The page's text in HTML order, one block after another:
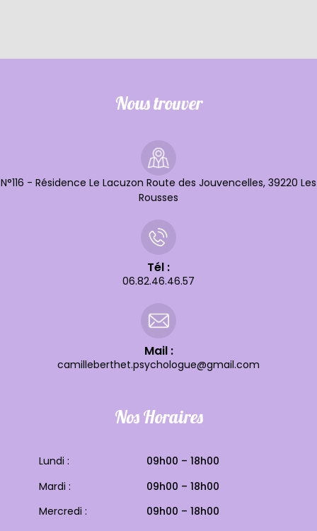
Nous trouver
N°116 - Résidence Le Lacuzon Route des Jouvencelles, 39220 Les
Rousses
Tél :
06.82.46.46.57
Mail :
camilleberthet.psychologue@gmail.com
Nos Horaires
Lundi :
Mardi :
Mercredi :
09h00 – 18h00
09h00 – 18h00
09h00 – 18h00